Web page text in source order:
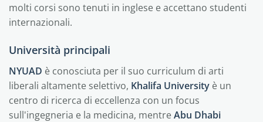
molti corsi sono tenuti in inglese e accettano studenti
internazionali.
Università principali
NYUAD è conosciuta per il suo curriculum di arti
liberali altamente selettivo, Khalifa University è un
centro di ricerca di eccellenza con un focus
sull'ingegneria e la medicina, mentreAbu Dhabi